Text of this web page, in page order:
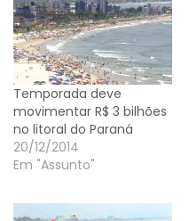
Temporada deve
movimentar R$ 3 bilhões
no litoral do Paraná
20/12/2014
Em "Assunto"